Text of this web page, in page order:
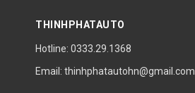
THINHPHATAUTO
Hotline: 0333.29.1368
Email: thinhphatautohn@gmail.com